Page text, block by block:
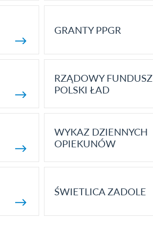
GRANTY PPGR
RZĄDOWY FUNDUSZ
POLSKI ŁAD
WYKAZ DZIENNYCH
OPIEKUNÓW
ŚWIETLICA ZADOLE